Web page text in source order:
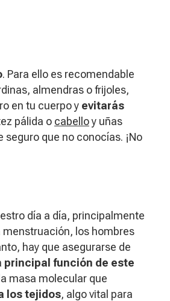
. Para ello es recomendable
almendras o frijoles,
en tu cuerpo y evitarás
pálida o cabelloy uñas
que no conocías. ¡No
día a día, principalmente
menstruación, los hombres
hay que asegurarse de
principal función de este
masa molecular que
los tejidos, algo vital para